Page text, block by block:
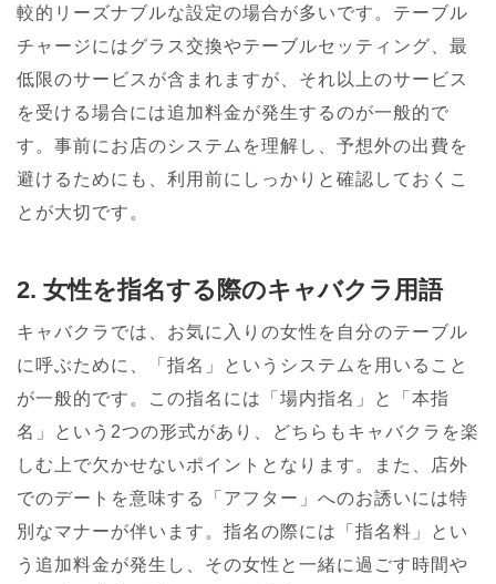
較的リーズナブルな設定の場合が多いです。テーブル
チャージにはグラス交換やテーブルセッティング、最
低限のサービスが含まれますが、それ以上のサービス
を受ける場合には追加料金が発生するのが一般的で
す。事前にお店のシステムを理解し、予想外の出費を
避けるためにも、利用前にしっかりと確認しておくこ
とが大切です。
2. 女性を指名する際のキャバクラ用語
キャバクラでは、お気に入りの女性を自分のテーブル
に呼ぶために、「指名」というシステムを用いること
が一般的です。この指名には「場内指名」と「本指
名」という2つの形式があり、どちらもキャバクラを楽
しむ上で欠かせないポイントとなります。また、店外
でのデートを意味する「アフター」へのお誘いには特
別なマナーが伴います。指名の際には「指名料」とい
う追加料金が発生し、その女性と一緒に過ごす時間や